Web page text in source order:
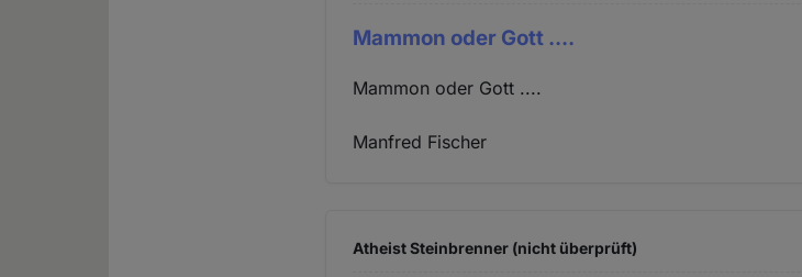
Mammon oder Gott ....
Mammon oder Gott ....
Manfred Fischer
Atheist Steinbrenner (nicht überprüft)